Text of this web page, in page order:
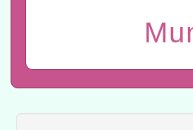
研究院辦理
位及節水達
115年8月22
市孔廟祈福
2026年桃園
結果公告(無
適應運動共學